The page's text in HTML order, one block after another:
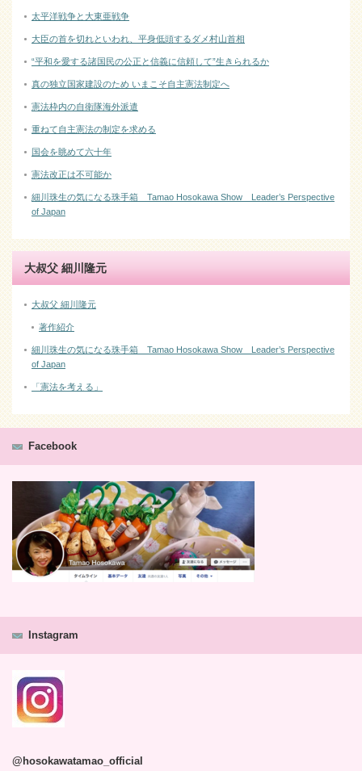
太平洋戦争と大東亜戦争
大臣の首を切れといわれ、平身低頭するダメ村山首相
“平和を愛する諸国民の公正と信義に信頼して”生きられるか
真の独立国家建設のため いまこそ自主憲法制定へ
憲法枠内の自衛隊海外派遣
重ねて自主憲法の制定を求める
国会を眺めて六十年
憲法改正は不可能か
細川珠生の気になる珠手箱 Tamao Hosokawa Show Leader’s Perspective
of Japan
大叔父 細川隆元
大叔父 細川隆元
著作紹介
細川珠生の気になる珠手箱 Tamao Hosokawa Show Leader’s Perspective
of Japan
「憲法を考える」
Facebook
Instagram
@hosokawatamao_official